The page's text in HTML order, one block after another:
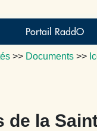
Portail RaddO
>> Documents >>
de la